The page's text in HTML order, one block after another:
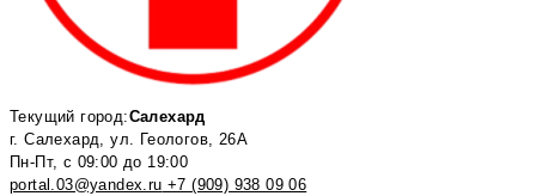
Текущий город:Салехард
г. Салехард, ул. Геологов, 26А
Пн-Пт, с 09:00 до 19:00
portal.03@yandex.ru +7 (909) 938 09 06